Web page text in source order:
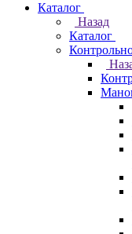
Каталог
Назад
Каталог